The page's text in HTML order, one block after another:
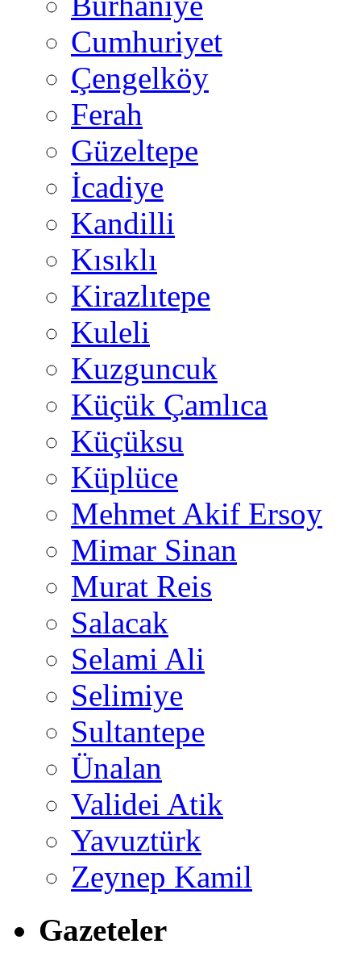
Cumhuriyet
Çengelköy
Ferah
Güzeltepe
İcadiye
Kandilli
Kısıklı
Kirazlıtepe
Kuleli
Kuzguncuk
Küçük Çamlıca
Küçüksu
Küplüce
Mehmet Akif Ersoy
Mimar Sinan
Murat Reis
Salacak
Selami Ali
Selimiye
Sultantepe
Ünalan
Validei Atik
Yavuztürk
Zeynep Kamil
Gazeteler